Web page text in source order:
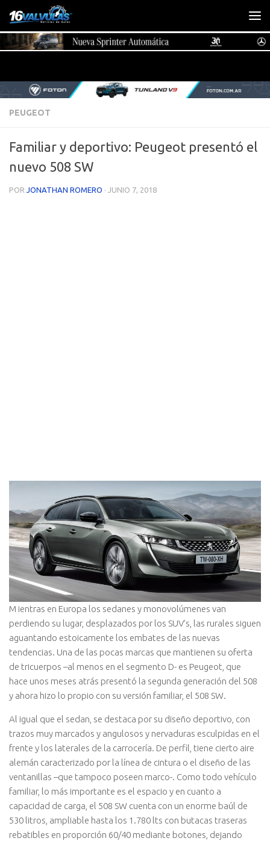
Saltar al contenido
PEUGEOT
Familiar y deportivo: Peugeot presentó el
nuevo 508 SW
POR JONATHAN ROMERO · JUNIO 7, 2018
M ientras en Europa los sedanes y monovolúmenes van
perdiendo su lugar, desplazados por los SUV’s, las rurales siguen
aguantando estoicamente los embates de las nuevas
tendencias. Una de las pocas marcas que mantienen su oferta
de tricuerpos –al menos en el segmento D- es Peugeot, que
hace unos meses atrás presentó la segunda generación del 508
y ahora hizo lo propio con su versión familiar, el 508 SW.
Al igual que el sedan, se destaca por su diseño deportivo, con
trazos muy marcados y angulosos y nervaduras esculpidas en el
frente y los laterales de la carrocería. De perfil, tiene cierto aire
alemán caracterizado por la línea de cintura o el diseño de las
ventanillas –que tampoco poseen marco-. Como todo vehículo
familiar, lo más importante es el espacio y en cuanto a
capacidad de carga, el 508 SW cuenta con un enorme baúl de
530 litros, ampliable hasta los 1.780 lts con butacas traseras
rebatibles en proporción 60/40 mediante botones, dejando